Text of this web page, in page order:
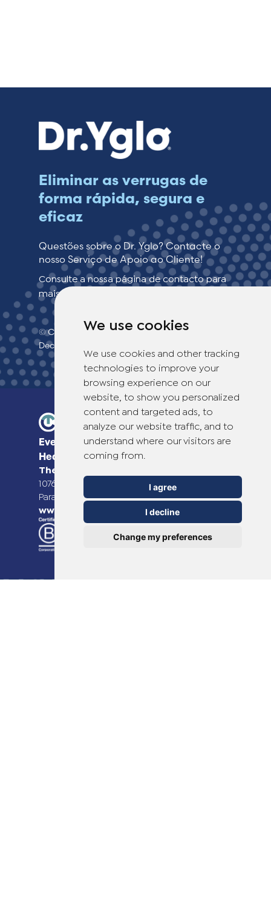
We use cookies
We use cookies and other tracking
technologies to improve your
browsing experience on our
website, to show you personalized
content and targeted ads, to
analyze our website traffic, and to
understand where our visitors are
coming from.
I agree
I decline
Change my preferences
Eliminar as verrugas de
forma rápida, segura e
eficaz
Questões sobre o Dr. Yglo? Contacte o
nosso Serviço de Apoio ao Cliente!
Consulte a nossa página de contacto para
mais informações.
© Copyright 2026 TheOTCLab B.V.>
Declaração de confidencialidade
Everyday Smart
Healthcare Solutions
TheOTCLab B.V.
1076 EE Amsterdam, The Netherlands
Para mais informações, visite
www.theotclab.com